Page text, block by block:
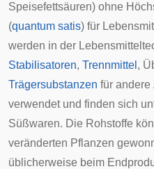
Speisefettsäuren) ohne
(quantum satis) für
werden in der
Stabilisatoren, Trennmittel ,
Trägersubstanzen für andere
verwendet und finden sich
Süßwaren. Die Rohstoffe
veränderten Pflanzen
üblicherweise beim